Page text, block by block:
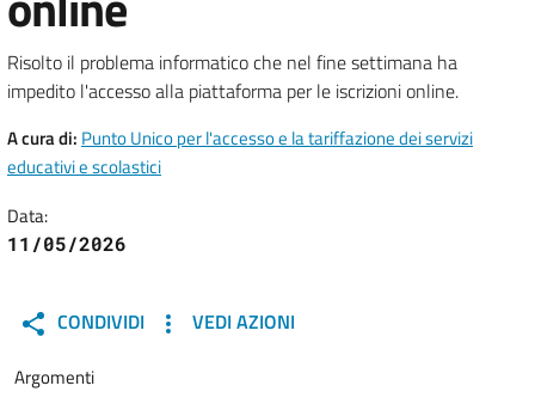
Risolto il problema informatico che nel fine settimana ha
impedito l'accesso alla piattaforma per le iscrizioni online.
A cura di: Punto Unico per l'accesso e la tariffazione dei servizi
educativi e scolastici
Data:
11/05/2026
CONDIVIDI VEDI AZIONI
Argomenti